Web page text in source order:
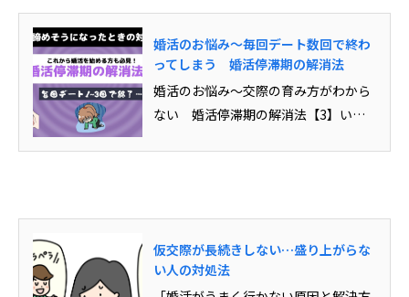
婚活のお悩み～毎回デート数回で終わ
ってしまう 婚活停滞期の解消法
婚活のお悩み～交際の育み方がわから
ない 婚活停滞期の解消法【3】いい
スト 代表）レポーター：蜂須賀茉衣―――――――――――――――――――――...
仮交際が長続きしない…盛り上がらな
い人の対処法